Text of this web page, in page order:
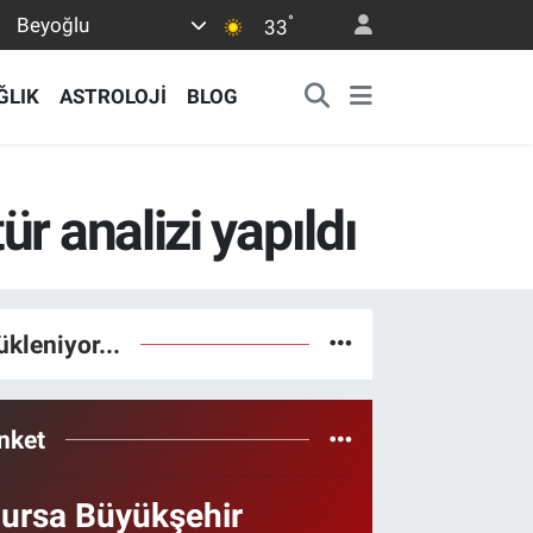
Beyoğlu 33°
ASTROLOJİ BLOG
analizi yapıldı
Büyükşehir